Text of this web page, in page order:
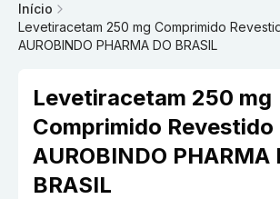
Início
Levetiracetam 250 mg Comprimido
AUROBINDO PHARMA DO BRASIL
Levetiracetam 250 mg
Comprimido Revestido
AUROBINDO PHARMA
BRASIL